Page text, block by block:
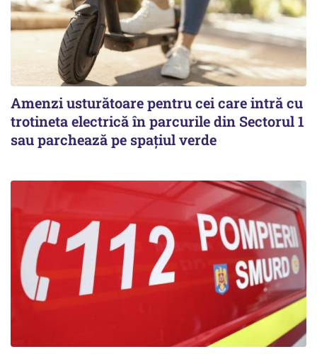
Amenzi usturătoare pentru cei care intră cu
trotineta electrică în parcurile din Sectorul 1
sau parchează pe spațiul verde